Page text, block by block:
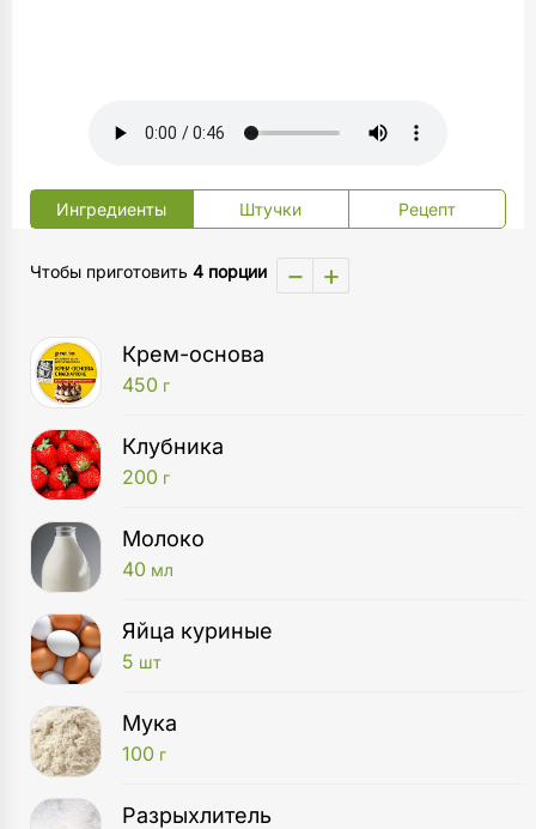
Ингредиенты Штучки Рецепт
Чтобы приготовить 4 порции − +
Крем-основа
450 г
Клубника
200 г
Молоко
40 мл
Яйца куриные
5 шт
Мука
100 г
Разрыхлитель